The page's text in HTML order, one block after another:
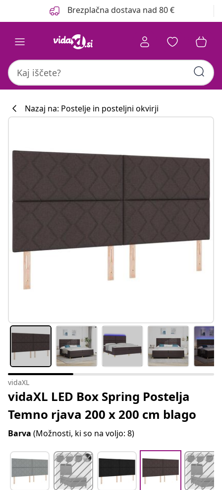
Brezplačna dostava nad 80 €
Nazaj na: Postelje in posteljni okvirji
vidaXL
vidaXL LED Box Spring Postelja
Temno rjava 200 x 200 cm blago
Barva (Možnosti, ki so na voljo: 8)